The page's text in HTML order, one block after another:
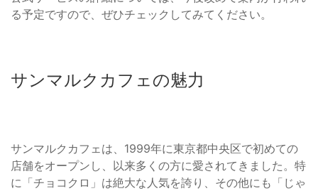
る予定ですので、ぜひチェックしてみてください。
サンマルクカフェの魅力
サンマルクカフェは、1999年に東京都中央区で初めての
店舗をオープンし、以来多くの方に愛されてきました。特
に「チョコクロ」は絶大な人気を誇り、その他にも「じゃ